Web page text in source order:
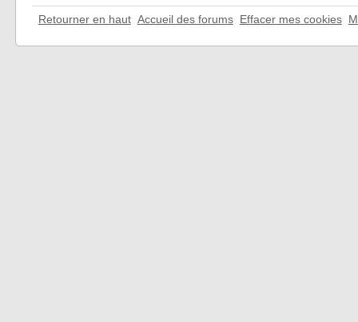
Retourner en haut Accueil des forums Effacer mes cookies